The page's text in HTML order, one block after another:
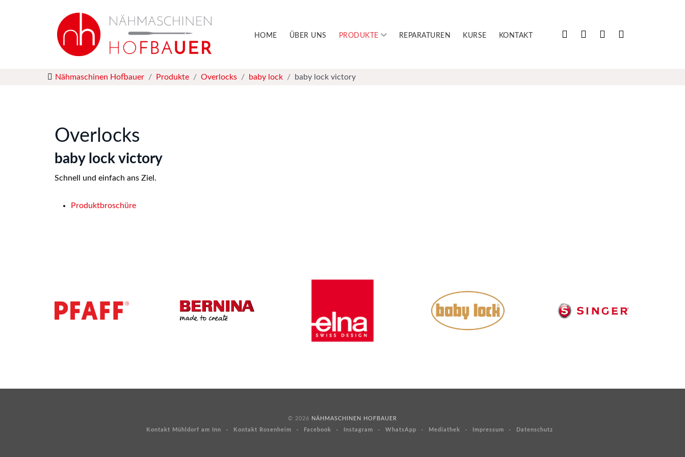
HOME ÜBER UNS PRODUKTE REPARATUREN KURSE KONTAKT
Nähmaschinen Hofbauer Produkte Overlocks baby lock baby lock victory
Overlocks
baby lock victory
Schnell und einfach ans Ziel.
Produktbroschüre
© 2026 NÄHMASCHINEN HOFBAUER
Kontakt Mühldorf am Inn
Kontakt Rosenheim Facebook Instagram WhatsApp Mediathek Impressum Datenschutz
Stickmaschinen